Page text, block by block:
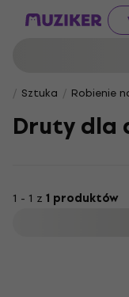
Sztuka Robienie
Druty dla
1 - 1 z 1 produktów